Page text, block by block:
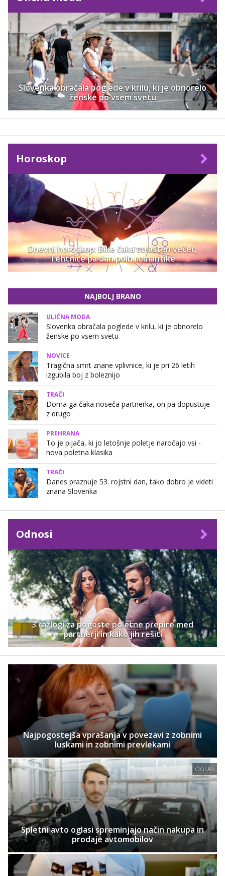
Slovenka obračala poglede v krilu, ki je obnorelo
ženske po vsem svetu
Horoskop
Dnevni horoskop: Bike čaka strasten večer,
Tehtnice pa dan poln romantike
NAJBOLJ BRANO
ULIČNA MODA
Slovenka obračala poglede v krilu, ki je obnorelo
ženske po vsem svetu
NOVICE
Tragična smrt znane vplivnice, ki je pri 26 letih
izgubila boj z boleznijo
TRAČI
Doma ga čaka noseča partnerka, on pa dopustuje
z drugo
PREHRANA
To je pijača, ki jo letošnje poletje naročajo vsi -
nova poletna klasika
TRAČI
Danes praznuje 53. rojstni dan, tako dobro je videti
znana Slovenka
Odnosi
3 razlogi za pogoste poletne prepire med
partnerji in kako jih rešiti
Najpogostejša vprašanja v povezavi z zobnimi
luskami in zobnimi prevlekami
OGLAS
Spletni avto oglasi spreminjajo način nakupa in
prodaje avtomobilov